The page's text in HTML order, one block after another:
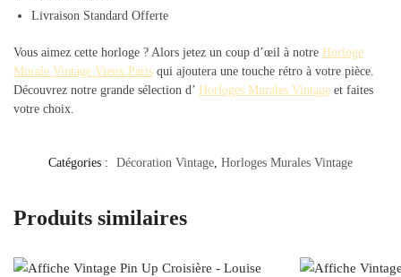
Livraison Standard Offerte
Vous aimez cette horloge ? Alors jetez un coup d’œil à notre Horloge
Murale Vintage Vieux Paris qui ajoutera une touche rétro à votre pièce.
Découvrez notre grande sélection d’ Horloges Murales Vintage et faites
votre choix.
Catégories : Décoration Vintage, Horloges Murales Vintage
Produits similaires